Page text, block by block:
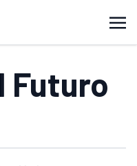
Futuro